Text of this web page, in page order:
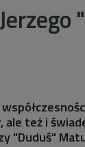
też i
"Duduś"